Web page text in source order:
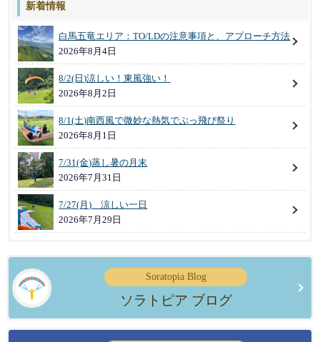
新着情報
白馬五竜エリア：TO/LDの注意事項と、アプローチ方法
2026年8月4日
8/2(日)涼しい！東風強い！
2026年8月2日
8/1(土)南西風で微妙な熱気でぶっ飛び祭り
2026年8月1日
7/31(金)蒸し暑の月末
2026年7月31日
7/27(月) 涼しい一日
2026年7月29日
Soratopia Blog
ソラトピア ブログ